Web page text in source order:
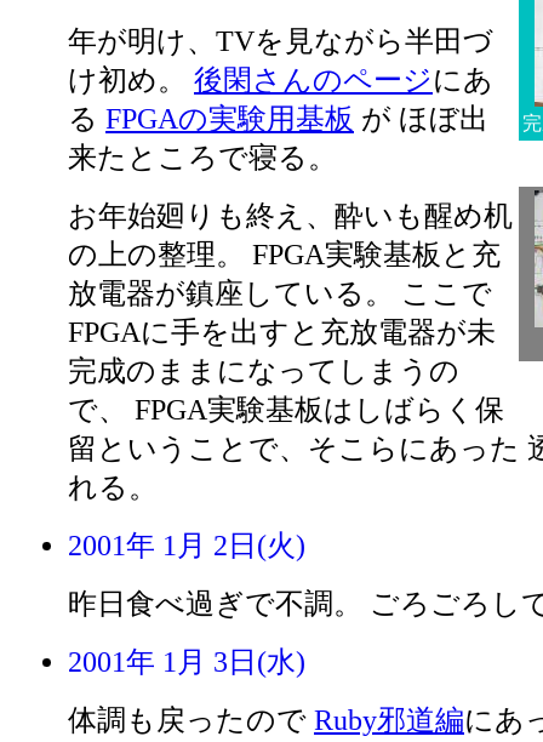
年が明け、TVを見ながら半田づ
け初め。 後閑さんのページにあ
る FPGAの実験用基板 が ほぼ出
来たところで寝る。
お年始廻りも終え、酔いも醒め机
の上の整理。 FPGA実験基板と充
放電器が鎮座している。 ここで
FPGAに手を出すと充放電器が未
完成のままになってしまうの
で、 FPGA実験基板はしばらく保
留ということで、そこらにあった
れる。
2001年 1月 2日(火)
昨日食べ過ぎで不調。 ごろごろし
2001年 1月 3日(水)
体調も戻ったので Ruby邪道編にあ